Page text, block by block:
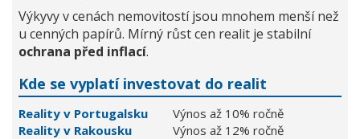
Výkyvy v cenách nemovitostí jsou mnohem menší než
u cenných papírů. Mírný růst cen realit je stabilní
ochrana před inflací.
Kde se vyplatí investovat do realit
Reality v Portugalsku
Výnos až 10% ročně
Reality v Rakousku
Výnos až 12% ročně